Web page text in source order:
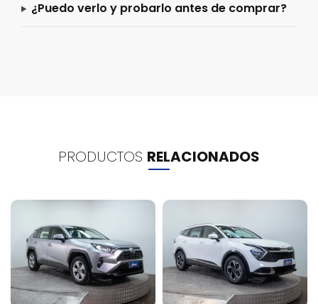
¿Puedo verlo y probarlo antes de comprar?
PRODUCTOS RELACIONADOS